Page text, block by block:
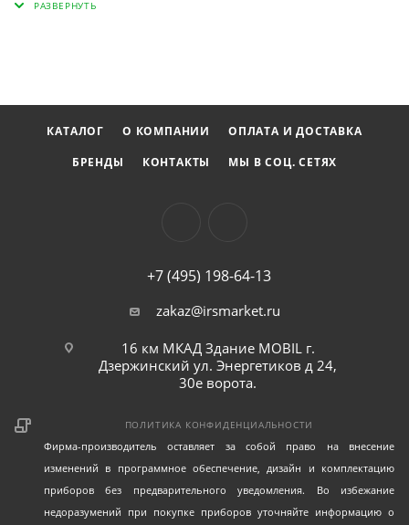
работы благодаря ее эргономичному дизайну и
спутником как для профессионалов, так и для
любителей.
КАТАЛОГ О КОМПАНИИ
ОПЛАТА И ДОСТАВКА
БРЕНДЫ
КОНТАКТЫ МЫ В СОЦ. СЕТЯХ
+7 (495) 198-64-13
zakaz@irsmarket.ru
16 км МКАД Здание MOBIL г.
Дзержинский ул. Энергетиков д 24,
30е ворота.
ПОЛИТИКА КОНФИДЕНЦИАЛЬНОСТИ
Фирма-производитель оставляет за собой право на внесение
изменений в программное обеспечение, дизайн и комплектацию
приборов без предварительного уведомления. Во избежание
недоразумений при покупке приборов уточняйте информацию о